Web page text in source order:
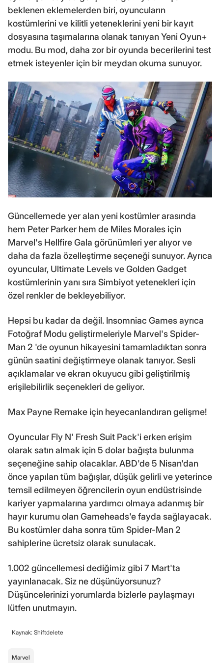
beklenen eklemelerden biri, oyuncuların
kostümlerini ve kilitli yeteneklerini yeni bir kayıt
dosyasına taşımalarına olanak tanıyan Yeni Oyun+
modu. Bu mod, daha zor bir oyunda becerilerini test
etmek isteyenler için bir meydan okuma sunuyor.
Güncellemede yer alan yeni kostümler arasında
hem Peter Parker hem de Miles Morales için
Marvel's Hellfire Gala görünümleri yer alıyor ve
daha da fazla özelleştirme seçeneği sunuyor. Ayrıca
oyuncular, Ultimate Levels ve Golden Gadget
kostümlerinin yanı sıra Simbiyot yetenekleri için
özel renkler de bekleyebiliyor.
Hepsi bu kadar da değil. Insomniac Games ayrıca
Fotoğraf Modu geliştirmeleriyle Marvel's Spider-
Man 2 'de oyunun hikayesini tamamladıktan sonra
günün saatini değiştirmeye olanak tanıyor. Sesli
açıklamalar ve ekran okuyucu gibi geliştirilmiş
erişilebilirlik seçenekleri de geliyor.
Max Payne Remake için heyecanlandıran gelişme!
Oyuncular Fly N' Fresh Suit Pack'i erken erişim
olarak satın almak için 5 dolar bağışta bulunma
seçeneğine sahip olacaklar. ABD'de 5 Nisan'dan
önce yapılan tüm bağışlar, düşük gelirli ve yeterince
temsil edilmeyen öğrencilerin oyun endüstrisinde
kariyer yapmalarına yardımcı olmaya adanmış bir
hayır kurumu olan Gameheads'e fayda sağlayacak.
Bu kostümler daha sonra tüm Spider-Man 2
sahiplerine ücretsiz olarak sunulacak.
1.002 güncellemesi dediğimiz gibi 7 Mart'ta
yayınlanacak. Siz ne düşünüyorsunuz?
Düşüncelerinizi yorumlarda bizlerle paylaşmayı
lütfen unutmayın.
Kaynak: Shiftdelete
Marvel